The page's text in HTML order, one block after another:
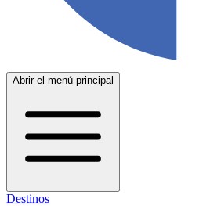
Abrir el menú principal
Destinos